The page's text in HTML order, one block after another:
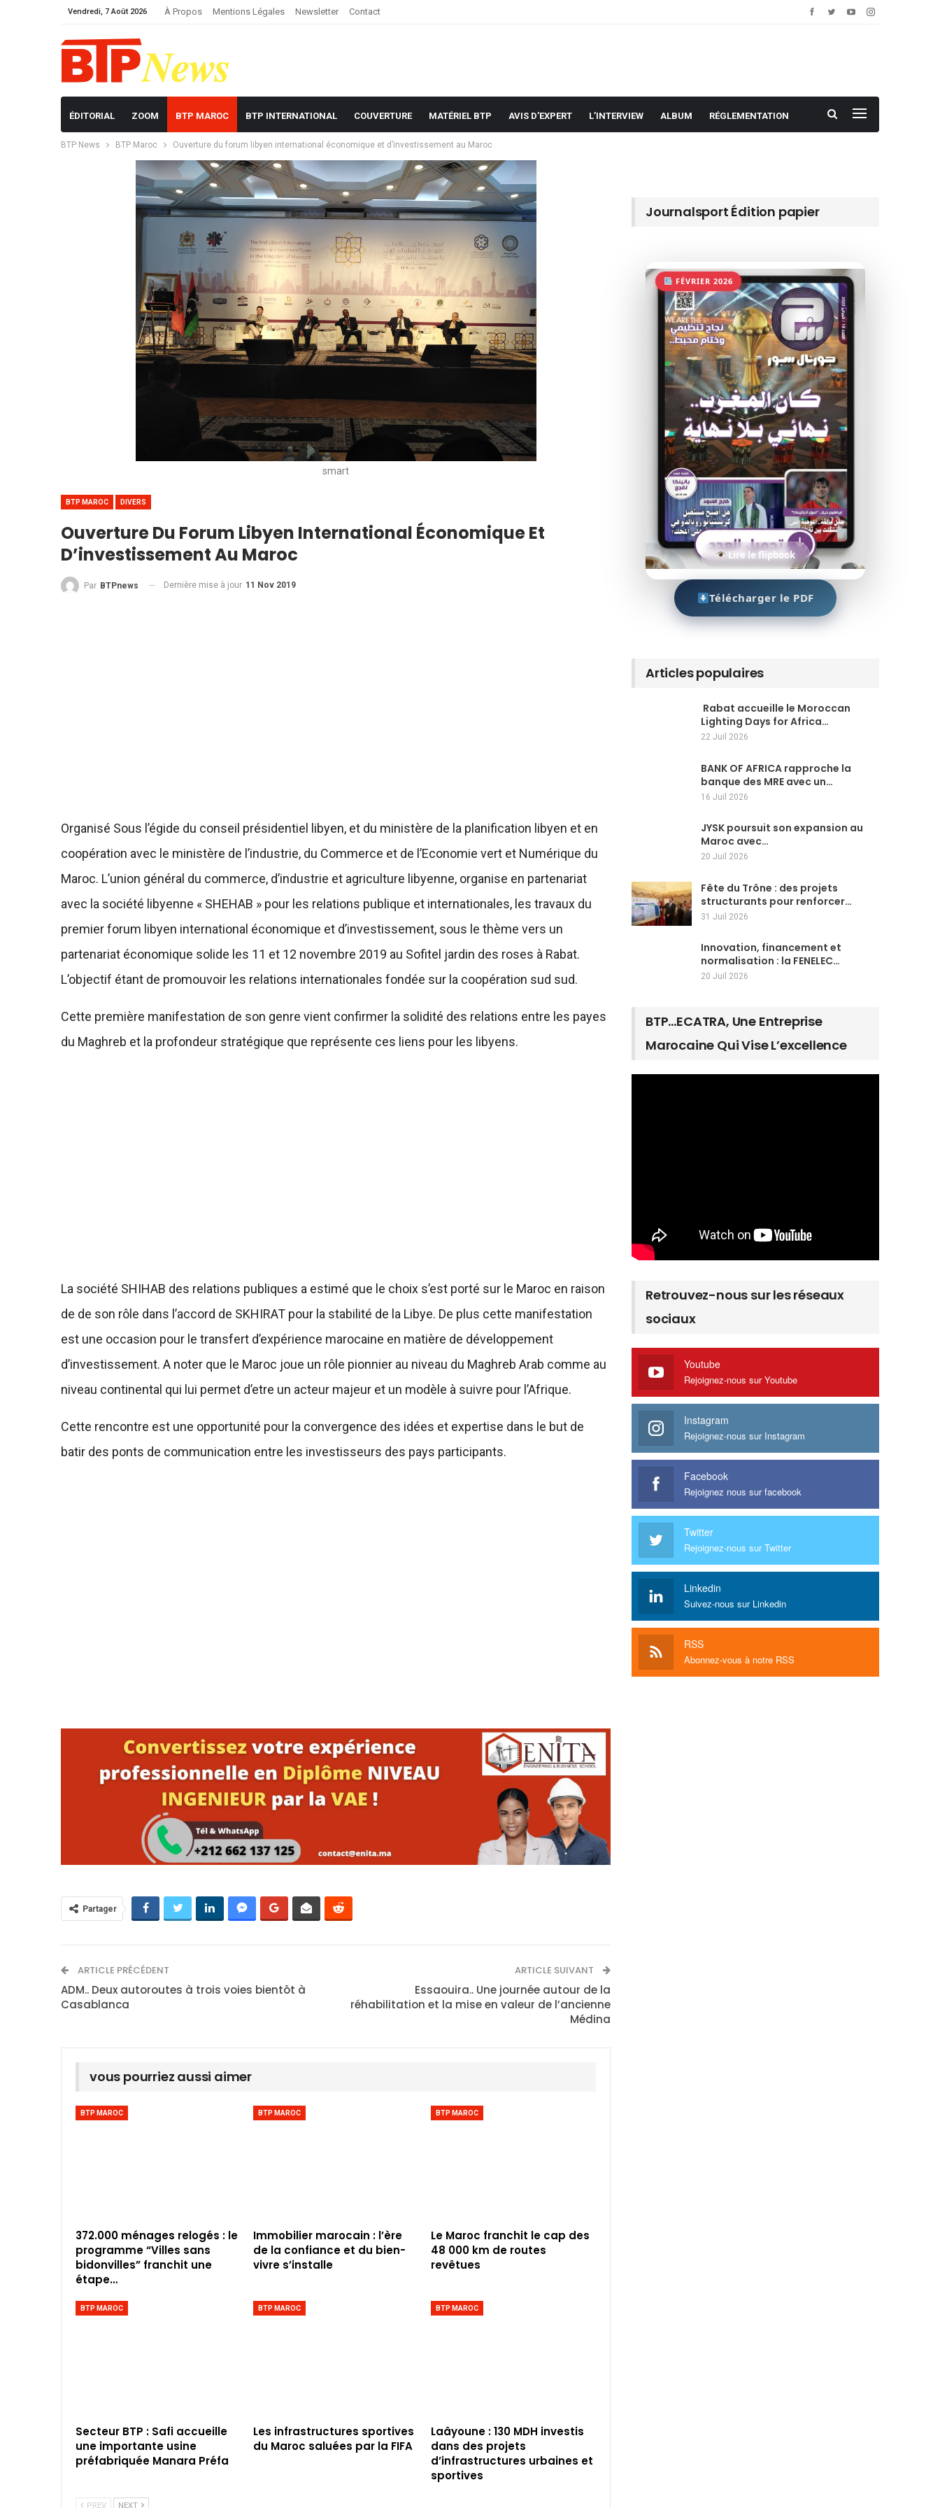
Vendredi, 7 Août 2026 À Propos Mentions Légales Newsletter Contact
ÉDITORIAL ZOOM BTP MAROC BTP INTERNATIONAL COUVERTURE MATÉRIEL BTP AVIS D’EXPERT L’INTERVIEW ALBUM RÉGLEMENTATION
BTP News BTP Maroc Ouverture du forum libyen international économique et d’investissement au Maroc
smart
BTP MAROC DIVERS
Ouverture Du Forum Libyen International Économique Et
D’investissement Au Maroc
Par BTPnews Dernière mise à jour 11 Nov 2019
Organisé Sous l’égide du conseil présidentiel libyen, et du ministère de la planification libyen et en
coopération avec le ministère de l’industrie, du Commerce et de l’Economie vert et Numérique du
Maroc. L’union général du commerce, d’industrie et agriculture libyenne, organise en partenariat
avec la société libyenne « SHEHAB » pour les relations publique et internationales, les travaux du
premier forum libyen international économique et d’investissement, sous le thème vers un
partenariat économique solide les 11 et 12 novembre 2019 au Sofitel jardin des roses à Rabat.
L’objectif étant de promouvoir les relations internationales fondée sur la coopération sud sud.
Cette première manifestation de son genre vient confirmer la solidité des relations entre les payes
du Maghreb et la profondeur stratégique que représente ces liens pour les libyens.
La société SHIHAB des relations publiques a estimé que le choix s’est porté sur le Maroc en raison
de de son rôle dans l’accord de SKHIRAT pour la stabilité de la Libye. De plus cette manifestation
est une occasion pour le transfert d’expérience marocaine en matière de développement
d’investissement. A noter que le Maroc joue un rôle pionnier au niveau du Maghreb Arab comme au
niveau continental qui lui permet d’etre un acteur majeur et un modèle à suivre pour l’Afrique.
Cette rencontre est une opportunité pour la convergence des idées et expertise dans le but de
batir des ponts de communication entre les investisseurs des pays participants.
Partager
ARTICLE PRÉCÉDENT
ADM.. Deux autoroutes à trois voies bientôt à
Casablanca
ARTICLE SUIVANT
Essaouira.. Une journée autour de la
réhabilitation et la mise en valeur de l’ancienne
Médina
vous pourriez aussi aimer
BTP MAROC
372.000 ménages relogés : le
programme “Villes sans
bidonvilles” franchit une
étape…
BTP MAROC
Immobilier marocain : l’ère
de la confiance et du bien-
vivre s’installe
BTP MAROC
Le Maroc franchit le cap des
48 000 km de routes
revêtues
BTP MAROC
Secteur BTP : Safi accueille
une importante usine
préfabriquée Manara Préfa
BTP MAROC
Les infrastructures sportives
du Maroc saluées par la FIFA
BTP MAROC
Laâyoune : 130 MDH investis
dans des projets
d’infrastructures urbaines et
sportives
PREV NEXT
Journalsport Édition papier
FÉVRIER 2026
Lire le flipbook
Télécharger le PDF
Articles populaires
Rabat accueille le Moroccan
Lighting Days for Africa…
22 Juil 2026
BANK OF AFRICA rapproche la
banque des MRE avec un…
16 Juil 2026
JYSK poursuit son expansion au
Maroc avec…
20 Juil 2026
Fête du Trône : des projets
structurants pour renforcer…
31 Juil 2026
Innovation, financement et
normalisation : la FENELEC…
20 Juil 2026
BTP…ECATRA, Une Entreprise
Marocaine Qui Vise L’excellence
Retrouvez-nous sur les réseaux
sociaux
Youtube
Rejoignez-nous sur Youtube
Instagram
Rejoignez-nous sur Instagram
Facebook
Rejoignez nous sur facebook
Twitter
Rejoignez-nous sur Twitter
Linkedin
Suivez-nous sur Linkedin
RSS
Abonnez-vous à notre RSS